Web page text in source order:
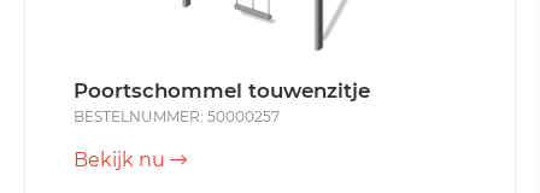
Poortschommel touwenzitje
BESTELNUMMER: 50000257
Bekijk nu